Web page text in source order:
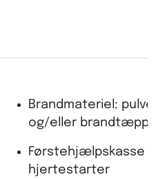
Brandmateriel:
og/eller
Førstehjælpskasse
hjertestarter